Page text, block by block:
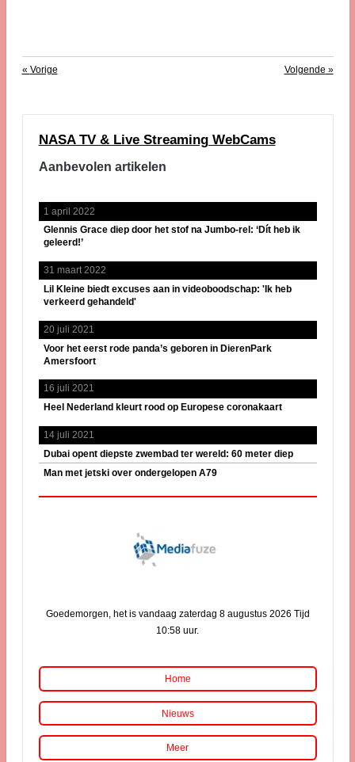
« Vorige Volgende »
NASA TV & Live Streaming WebCams
Aanbevolen artikelen
1 april 2022
Glennis Grace diep door het stof na Jumbo-rel: ‘Dít heb ik
geleerd!’
31 maart 2022
Lil Kleine biedt excuses aan in videoboodschap: 'Ik heb
verkeerd gehandeld'
20 juli 2021
Voor het eerst rode panda’s geboren in DierenPark
Amersfoort
16 juli 2021
Heel Nederland kleurt rood op Europese coronakaart
14 juli 2021
Dubai opent diepste zwembad ter wereld: 60 meter diep
Man met jetski over ondergelopen A79
Goedemorgen, het is vandaag zaterdag 8 augustus 2026 Tijd
10:58 uur.
Home
Nieuws
Meer